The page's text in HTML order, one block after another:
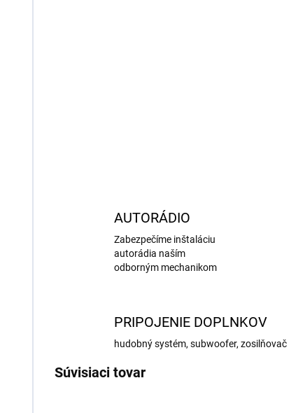
AUTORÁDIO
Zabezpečíme inštaláciu
autorádia naším
odborným mechanikom
PRIPOJENIE DOPLNKOV
hudobný systém, subwoofer, zosilňovač
Súvisiaci tovar